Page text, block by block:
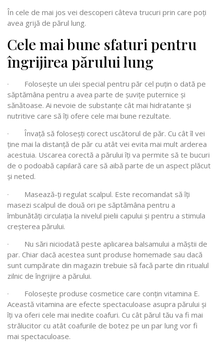
În cele de mai jos vei descoperi câteva trucuri prin care poți
avea grijă de părul lung.
Cele mai bune sfaturi pentru
îngrijirea părului lung
· Folosește un ulei special pentru păr cel puțin o dată pe
săptămâna pentru a avea parte de șuvițe puternice și
sănătoase. Ai nevoie de substanțe cât mai hidratante și
nutritive care să îți ofere cele mai bune rezultate.
· Învață să foloseșți corect uscătorul de păr. Cu cât îl vei
ține mai la distanță de păr cu atât vei evita mai mult arderea
acestuia. Uscarea corectă a părului îți va permite să te bucuri
de o podoabă capilară care să aibă parte de un aspect plăcut
și neted.
· Masează-ți regulat scalpul. Este recomandat să îți
masezi scalpul de două ori pe săptămâna pentru a
îmbunătăți circulația la nivelul pielii capului și pentru a stimula
creșterea părului.
· Nu sări niciodată peste aplicarea balsamului a măștii de
par. Chiar dacă acestea sunt produse homemade sau dacă
sunt cumpărate din magazin trebuie să facă parte din ritualul
zilnic de îngrijire a părului.
· Folosește produse cosmetice care conțin vitamina E.
Această vitamina are efecte spectaculoase asupra părului și
îți va oferi cele mai inedite coafuri. Cu cât părul tău va fi mai
strălucitor cu atât coafurile de botez pe un par lung vor fi
mai spectaculoase.